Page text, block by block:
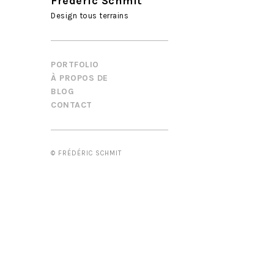
Design tous terrains
PORTFOLIO
À PROPOS DE
BLOG
CONTACT
© FRÉDÉRIC SCHMIT